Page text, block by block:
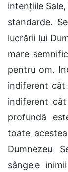
intențiile
standarde.
lucrării lui
mare
pentru om.
indiferent cât
indiferent
profundă
toate
Dumnezeu
sângele